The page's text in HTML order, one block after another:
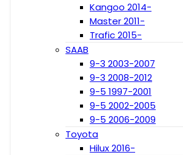
Kangoo 2014-
Master 2011-
Trafic 2015-
SAAB
9-3 2003-2007
9-3 2008-2012
9-5 1997-2001
9-5 2002-2005
9-5 2006-2009
Toyota
Hilux 2016-